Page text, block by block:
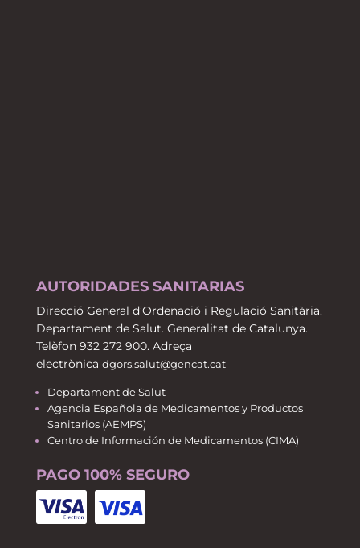
AUTORIDADES SANITARIAS
Direcció General d’Ordenació i Regulació Sanitària.
Departament de Salut. Generalitat de Catalunya.
Telèfon 932 272 900. Adreça
electrònica dgors.salut@gencat.cat
Departament de Salut
Agencia Española de Medicamentos y Productos
Sanitarios (AEMPS)
Centro de Información de Medicamentos (CIMA)
PAGO 100% SEGURO